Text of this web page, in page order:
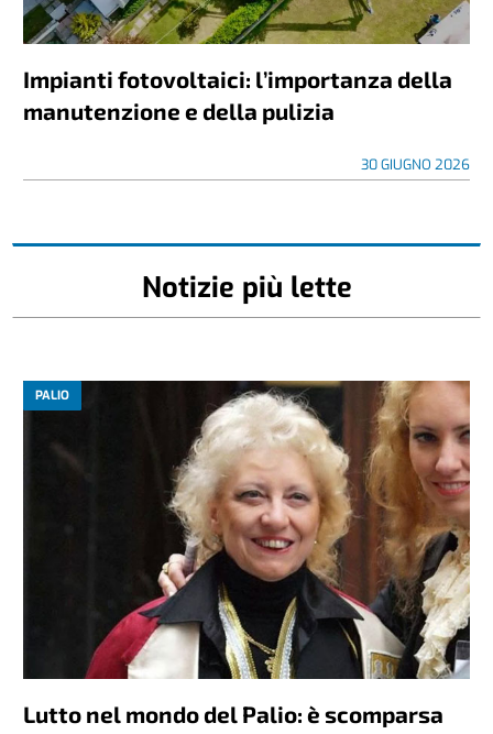
Impianti fotovoltaici: l’importanza della
manutenzione e della pulizia
30 GIUGNO 2026
Notizie più lette
PALIO
Lutto nel mondo del Palio: è scomparsa